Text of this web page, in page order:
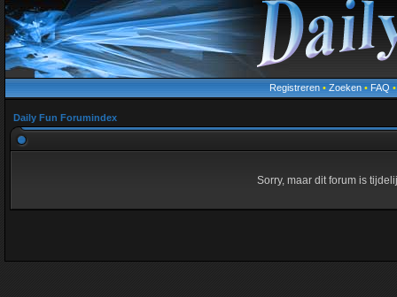
Registreren • Zoeken • FAQ
Daily Fun Forumindex
Sorry, maar dit forum is